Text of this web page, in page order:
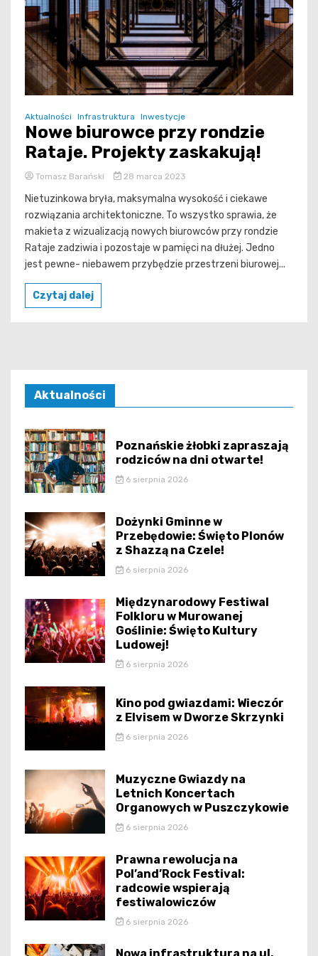
Aktualności Infrastruktura Inwestycje
Nowe biurowce przy rondzie
Rataje. Projekty zaskakują!
Tomasz Barański 28 marca 2023
Nietuzinkowa bryła, maksymalna wysokość i ciekawe
rozwiązania architektoniczne. To wszystko sprawia, że
makieta z wizualizacją nowych biurowców przy rondzie
Rataje zadziwia i pozostaje w pamięci na dłużej. Jedno
jest pewne- niebawem przybędzie przestrzeni biurowej...
Czytaj dalej
Aktualności
Poznańskie żłobki zapraszają
rodziców na dni otwarte!
6 sierpnia 2026
Dożynki Gminne w
Przebędowie: Święto Plonów
z Shazzą na Czele!
6 sierpnia 2026
Międzynarodowy Festiwal
Folkloru w Murowanej
Goślinie: Święto Kultury
Ludowej!
6 sierpnia 2026
Kino pod gwiazdami: Wieczór
z Elvisem w Dworze Skrzynki
6 sierpnia 2026
Muzyczne Gwiazdy na
Letnich Koncertach
Organowych w Puszczykowie
6 sierpnia 2026
Prawna rewolucja na
Pol’and’Rock Festival:
radcowie wspierają
festiwalowiczów
6 sierpnia 2026